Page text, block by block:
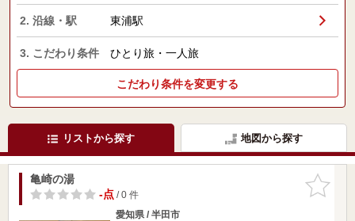
2. 沿線・駅 東浦駅
3. こだわり条件 ひとり旅・一人旅
こだわり条件を変更する
リストから探す 地図から探す
お気に入
りに追加
亀崎の湯
-点/ 0 件
愛知県 / 半田市